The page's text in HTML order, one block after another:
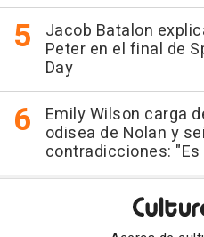
Jacob Batalon
Peter en el final de
Day
Emily Wilson carga
odisea de Nolan y
contradicciones: